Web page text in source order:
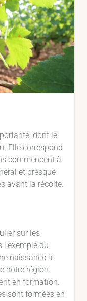
dont le
Elle correspond
commencent à
et presque
avant la récolte.
sur les
du
naissance à
notre région.
en formation.
sont formées en